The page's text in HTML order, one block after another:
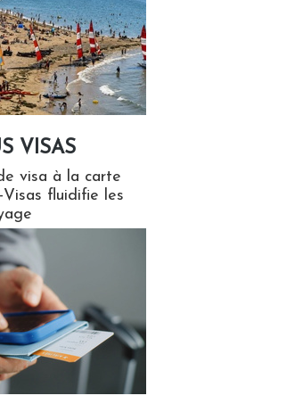
VISAS
visa à la carte
Visas fluidifie les